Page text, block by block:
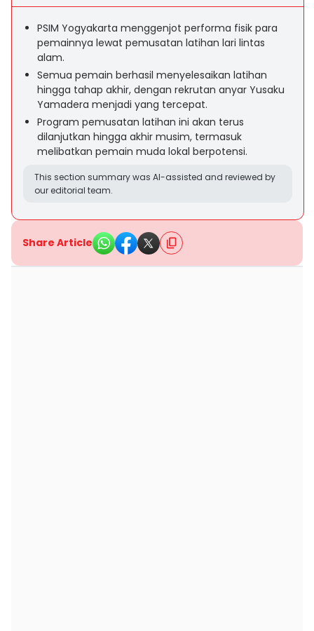
PSIM Yogyakarta menggenjot performa fisik para
pemainnya lewat pemusatan latihan lari lintas
alam.
Semua pemain berhasil menyelesaikan latihan
hingga tahap akhir, dengan rekrutan anyar Yusaku
Yamadera menjadi yang tercepat.
Program pemusatan latihan ini akan terus
dilanjutkan hingga akhir musim, termasuk
melibatkan pemain muda lokal berpotensi.
This section summary was AI-assisted and reviewed by
our editorial team.
Share Article